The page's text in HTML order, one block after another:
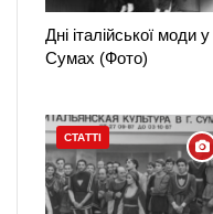
Дні італійської моди у
Сумах (Фото)
СТАТТІ